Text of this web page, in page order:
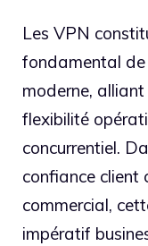
Les VPN
fondamental de
moderne,
flexibilité
concurrentiel.
confiance client
commercial,
impératif